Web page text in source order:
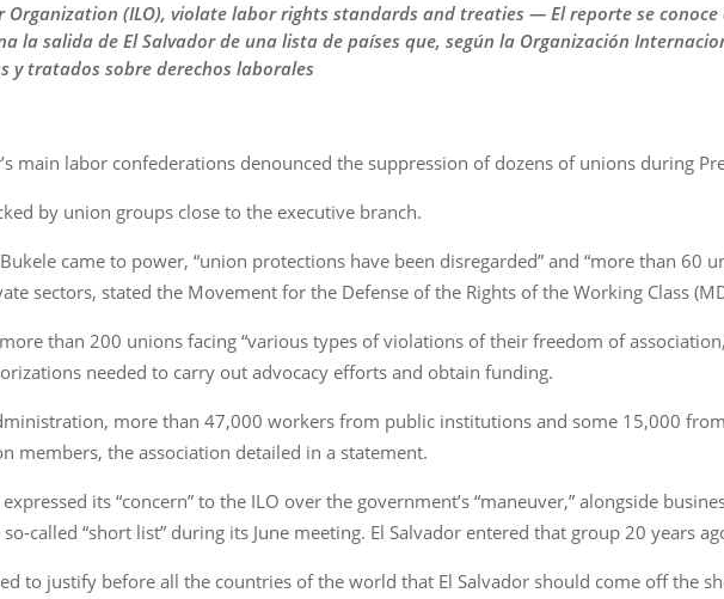
Organization (ILO), violate labor rights standards and treaties — El reporte se
la salida de El Salvador de una lista de países que, según la Organización
y tratados sobre derechos laborales
main labor confederations denounced the suppression of dozens of unions during
by union groups close to the executive branch.
came to power, “union protections have been disregarded” and “more than 60
sectors, stated the Movement for the Defense of the Rights of the Working Class
than 200 unions facing “various types of violations of their freedom of
needed to carry out advocacy efforts and obtain funding.
more than 47,000 workers from public institutions and some 15,000
members, the association detailed in a statement.
its “concern” to the ILO over the government’s “maneuver,” alongside
called “short list” during its June meeting. El Salvador entered that group 20 years
to justify before all the countries of the world that El Salvador should come off the